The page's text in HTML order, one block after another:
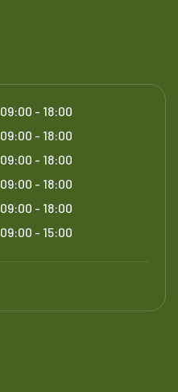
09:00 - 18:00
09:00 - 18:00
09:00 - 18:00
09:00 - 18:00
09:00 - 18:00
09:00 - 15:00